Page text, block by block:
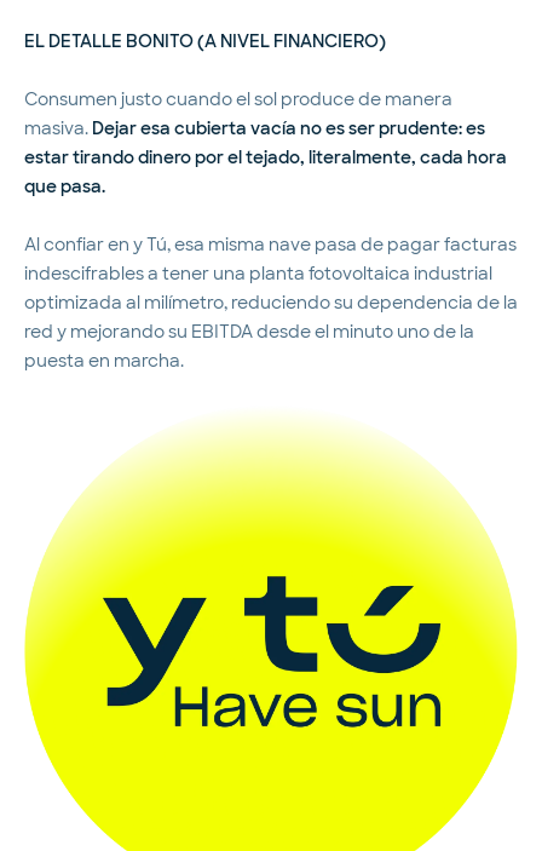
EL DETALLE BONITO (A NIVEL FINANCIERO)
Consumen justo cuando el sol produce de manera
masiva. Dejar esa cubierta vacía no es ser prudente: es
estar tirando dinero por el tejado, literalmente, cada hora
que pasa.
Al confiar en y Tú, esa misma nave pasa de pagar facturas
indescifrables a tener una planta fotovoltaica industrial
optimizada al milímetro, reduciendo su dependencia de la
red y mejorando su EBITDA desde el minuto uno de la
puesta en marcha.